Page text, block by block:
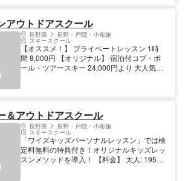
アウトドアスクール
長野県 長野・戸隠・小布施
スキースクール
【オススメ！】 プライベートレッスン 1時
間 8,000円 【オリジナル】 宿泊付コブ・ポ
ール・ツアースキー 24,000円より 大人気の
5,000円～7,000円
＆アウトドアスクール
長野県 長野・戸隠・小布施
スキースクール
「ワイズキッズパーソナルレッスン」では検
定料無料の特典付き！オリジナルキッズレッ
スンメソッドを導入！ 【料金】 大人: 19500